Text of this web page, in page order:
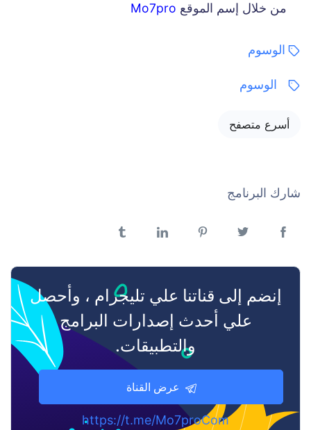
من خلال إسم الموقع Mo7pro
الوسوم
الوسوم
أسرع متصفح
شارك البرنامج
إنضم إلى قناتنا علي تليجرام ، وأحصل
علي أحدث إصدارات البرامج
والتطبيقات.
عرض القناة
https://t.me/Mo7proCom